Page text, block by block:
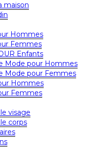
maison
Hommes
Femmes
Enfants
Mode pour Hommes
Mode pour Femmes
Hommes
Femmes
visage
corps